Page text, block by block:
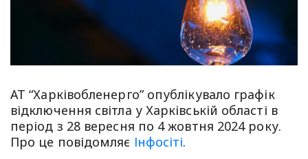
АТ “Харківобленерго” опублікувало графік
відключення світла у Харківській області в
період з 28 вересня по 4 жовтня 2024 року.
Про це повідомляє Інфосіті.